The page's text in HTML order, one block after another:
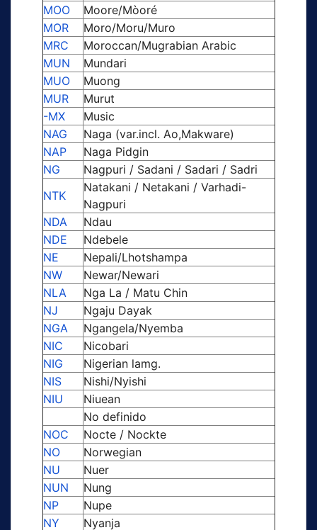
MOO
Moore/Mòoré
MOR
Moro/Moru/Muro
MRC
Moroccan/Mugrabian Arabic
MUN
Mundari
MUO
Muong
MUR
Murut
-MX
Music
NAG
Naga (var.incl. Ao,Makware)
NAP
Naga Pidgin
NG
Nagpuri / Sadani / Sadari / Sadri
NTK
Natakani / Netakani / Varhadi-
Nagpuri
NDA
Ndau
NDE
Ndebele
NE
Nepali/Lhotshampa
NW
Newar/Newari
NLA
Nga La / Matu Chin
NJ
Ngaju Dayak
NGA
Ngangela/Nyemba
NIC
Nicobari
NIG
Nigerian lamg.
NIS
Nishi/Nyishi
NIU
Niuean
No definido
NOC
Nocte / Nockte
NO
Norwegian
NU
Nuer
NUN
Nung
NP
Nupe
NY
Nyanja